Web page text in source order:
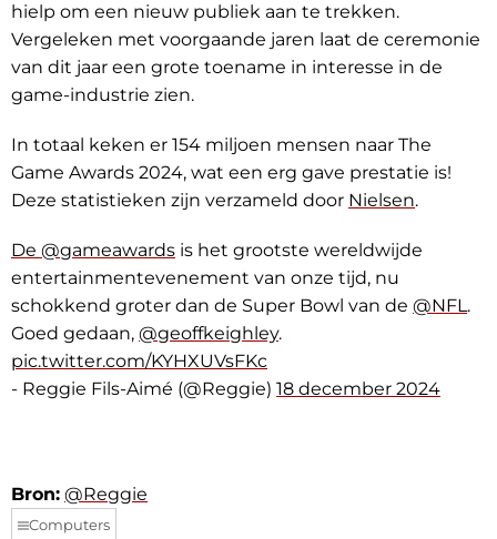
hielp om een nieuw publiek aan te trekken.
Vergeleken met voorgaande jaren laat de ceremonie
van dit jaar een grote toename in interesse in de
game-industrie zien.
In totaal keken er 154 miljoen mensen naar The
Game Awards 2024, wat een erg gave prestatie is!
Deze statistieken zijn verzameld door Nielsen.
De @gameawards is het grootste wereldwijde
entertainmentevenement van onze tijd, nu
schokkend groter dan de Super Bowl van de @NFL.
Goed gedaan, @geoffkeighley.
pic.twitter.com/KYHXUVsFKc
- Reggie Fils-Aimé (@Reggie) 18 december 2024
Bron: @Reggie
Computers